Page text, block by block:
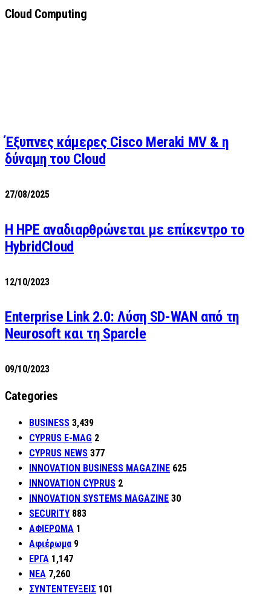
Cloud Computing
Έξυπνες κάμερες Cisco Meraki MV & η
δύναμη του Cloud
27/08/2025
H HPE αναδιαρθρώνεται με επίκεντρο το
HybridCloud
12/10/2023
Enterprise Link 2.0: Λύση SD-WAN από τη
Neurosoft και τη Sparcle
09/10/2023
Categories
BUSINESS 3,439
CYPRUS E-MAG 2
CYPRUS NEWS 377
INNOVATION BUSINESS MAGAZINE 625
INNOVATION CYPRUS 2
INNOVATION SYSTEMS MAGAZINE 30
SECURITY 883
ΑΦΙΕΡΩΜΑ 1
Αφιέρωμα 9
ΕΡΓΑ 1,147
ΝΕΑ 7,260
ΣΥΝΤΕΝΤΕΥΞΕΙΣ 101